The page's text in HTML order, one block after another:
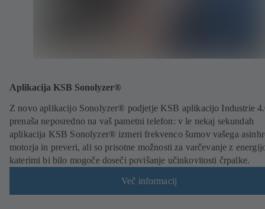
Aplikacija KSB Sonolyzer®
Z novo aplikacijo Sonolyzer® podjetje KSB aplikacijo Industrie
prenaša neposredno na vaš pametni telefon: v le nekaj sekundah
aplikacija KSB Sonolyzer® izmeri frekvenco šumov vašega
motorja in preveri, ali so prisotne možnosti za varčevanje z
katerimi bi bilo mogoče doseči povišanje učinkovitosti črpalke.
Več informacij